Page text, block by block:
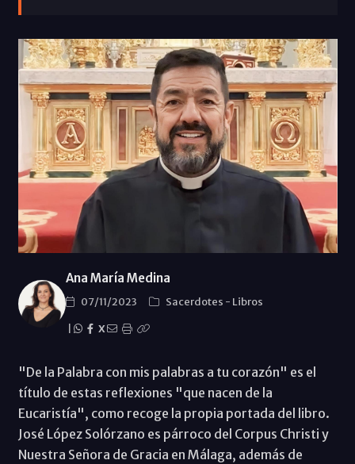
Ana María Medina
07/11/2023 Sacerdotes - Libros
X
"De la Palabra con mis palabras a tu corazón" es el
título de estas reflexiones "que nacen de la
Eucaristía", como recoge la propia portada del libro.
José López Solórzano es párroco del Corpus Christi y
Nuestra Señora de Gracia en Málaga, además de